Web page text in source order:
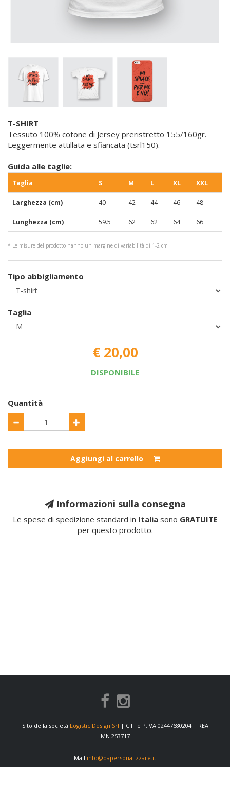
T-SHIRT
Tessuto 100% cotone di Jersey preristretto 155/160gr.
Leggermente attillata e sfiancata (tsrl150).
Guida alle taglie:
Taglia S M L XL XXL
Larghezza (cm) 40 42 44 46 48
Lunghezza (cm) 59.5 62 62 64 66
* Le misure del prodotto hanno un margine di variabilità di 1-2 cm
Tipo abbigliamento
Taglia
€ 20,00
DISPONIBILE
Quantità
Aggiungi al carrello
Informazioni sulla consegna
Le spese di spedizione standard in Italiasono GRATUITE
per questo prodotto.
Sito della società Logistic Design Srl | C.F. e P.IVA 02447680204 | REA
MN 253717
Mail info@dapersonalizzare.it